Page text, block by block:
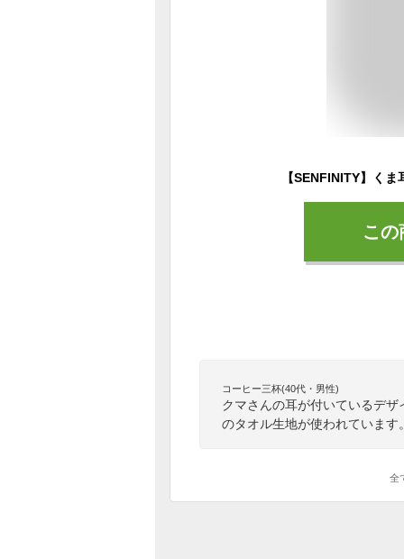
こ
コーヒー三杯(40代・男性)
クマさんの耳が付いているデ
のタオル生地が使われています
全